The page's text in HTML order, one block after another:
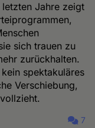
Jahre zeigt
sich trauen zu
zurückhalten.
spektakuläres
Verschiebung,
7